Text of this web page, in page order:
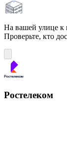
На вашей улице к
Проверьте, кто
Ростелеком